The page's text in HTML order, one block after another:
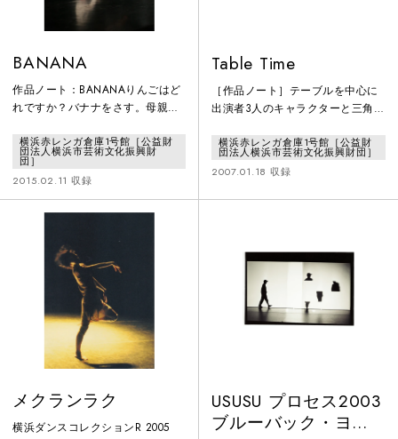
BANANA
作品ノート：BANANAりんごはど
れですか？バナナをさす。母親は
中で像をつくり、音と結びつき、
言葉として発せられる。母親が笑
う、私も笑う。ただそれだけのこ
とだ。
横浜赤レンガ倉庫1号館［公益財
団法人横浜市芸術文化振興財
団］
2015.02.11 収録
Table Time
［作品ノート］テーブルを中心に
出演者3人のキャラクターと三角関
く表現したダンス作品。一見、心
情的にも複雑化しがちな、しか
し、よく見られる男女の三角関係
という人間模様を、できるだけ客
る。普段、日常の中で度々起こる
男女劇の中の‘葛藤’、‘不安’、‘嫉
妬’、‘怒り’、‘興奮’、‘期待’…な
ど。そのような感情に、とも
横浜赤レンガ倉庫1号館［公益財
団法人横浜市芸術文化振興財団］
2007.01.18 収録
メクランラク
横浜ダンスコレクションR 2005
USUSU プロセス2003
ブルーバック・ヨコ